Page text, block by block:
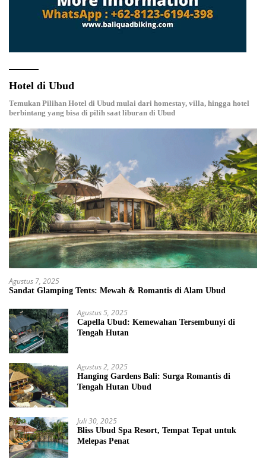
Hotel di Ubud
Temukan Pilihan Hotel di Ubud mulai dari homestay, villa, hingga hotel
berbintang yang bisa di pilih saat liburan di Ubud
Agustus 7, 2025
Sandat Glamping Tents: Mewah & Romantis di Alam Ubud
Agustus 5, 2025
Capella Ubud: Kemewahan Tersembunyi di
Tengah Hutan
Agustus 2, 2025
Hanging Gardens Bali: Surga Romantis di
Tengah Hutan Ubud
Juli 30, 2025
Bliss Ubud Spa Resort, Tempat Tepat untuk
Melepas Penat